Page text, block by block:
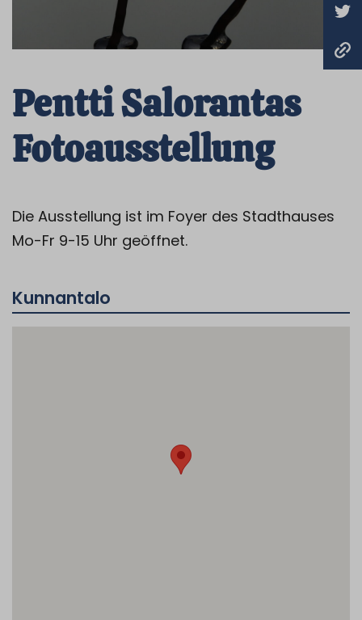
Pentti Salorantas
Fotoausstellung
Die Ausstellung ist im Foyer des Stadthauses
Mo-Fr 9-15 Uhr geöffnet.
Kunnantalo